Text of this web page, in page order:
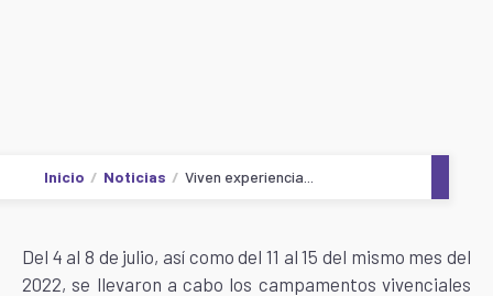
Inicio Noticias Viven experiencia...
Del 4 al 8 de julio, así como del 11 al 15 del mismo mes del
2022, se llevaron a cabo los campamentos vivenciales